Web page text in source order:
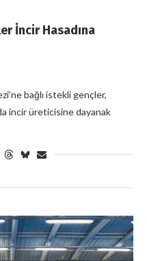
İncir Hasadına
bağlı istekli gençler,
incir üreticisine dayanak